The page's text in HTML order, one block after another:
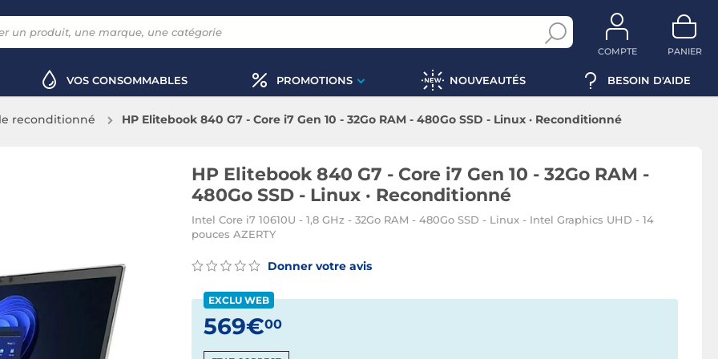
COMPTE PANIER
VOS CONSOMMABLES PROMOTIONS NOUVEAUTÉS BESOIN D'AIDE
reconditionné HP Elitebook 840 G7 - Core i7 Gen 10 - 32Go RAM - 480Go SSD - Linux · Reconditionné
HP Elitebook 840 G7 - Core i7 Gen 10 - 32Go RAM -
480Go SSD - Linux · Reconditionné
Intel Core i7 10610U - 1,8 GHz - 32Go RAM - 480Go SSD - Linux - Intel Graphics UHD - 14
pouces AZERTY
Donner votre avis
EXCLU WEB
569€00